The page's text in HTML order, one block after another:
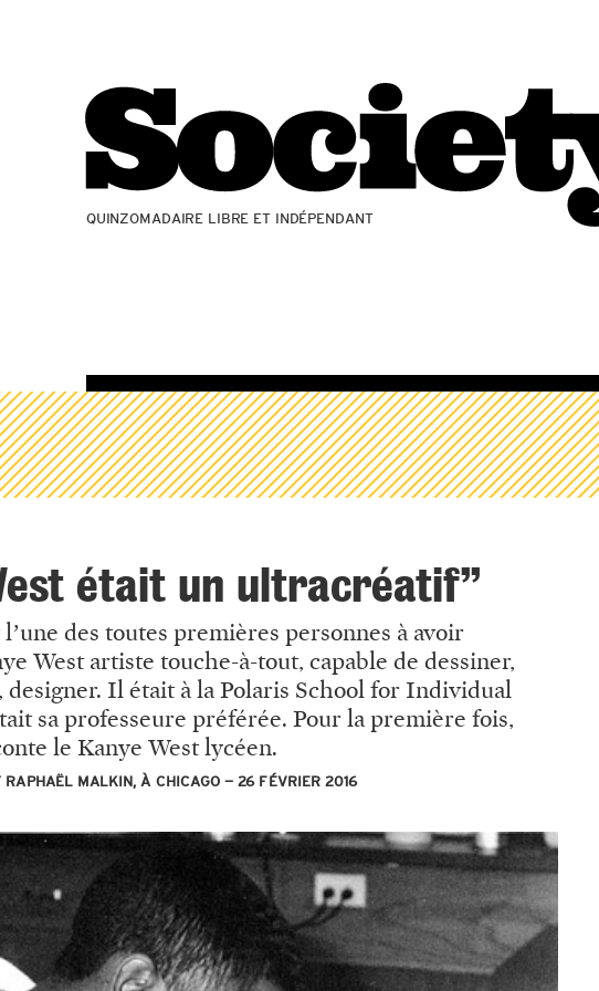
QUINZOMADAIRE LIBRE ET INDÉPENDANT
était un ultracréatif”
des toutes premières personnes à avoir
West artiste touche-à-tout, capable de dessiner,
designer. Il était à la Polaris School for Individual
sa professeure préférée. Pour la première fois,
le Kanye West lycéen.
RAPHAËL MALKIN, À CHICAGO 26 FÉVRIER 2016